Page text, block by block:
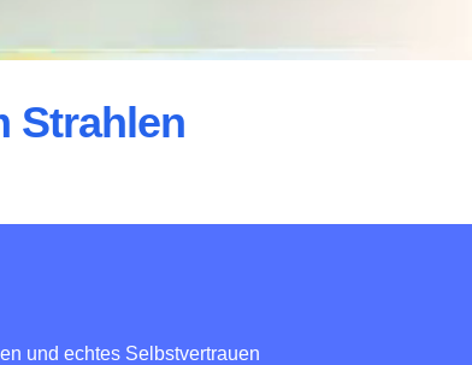
Strahlen
und echtes Selbstvertrauen